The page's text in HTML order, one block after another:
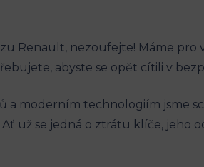
Renault, ‌nezoufejte! ⁤Máme⁣ pro
abyste se⁤ opět cítili v
moderním technologiím ⁤jsme
už se jedná ​o ztrátu⁣ klíče, jeho